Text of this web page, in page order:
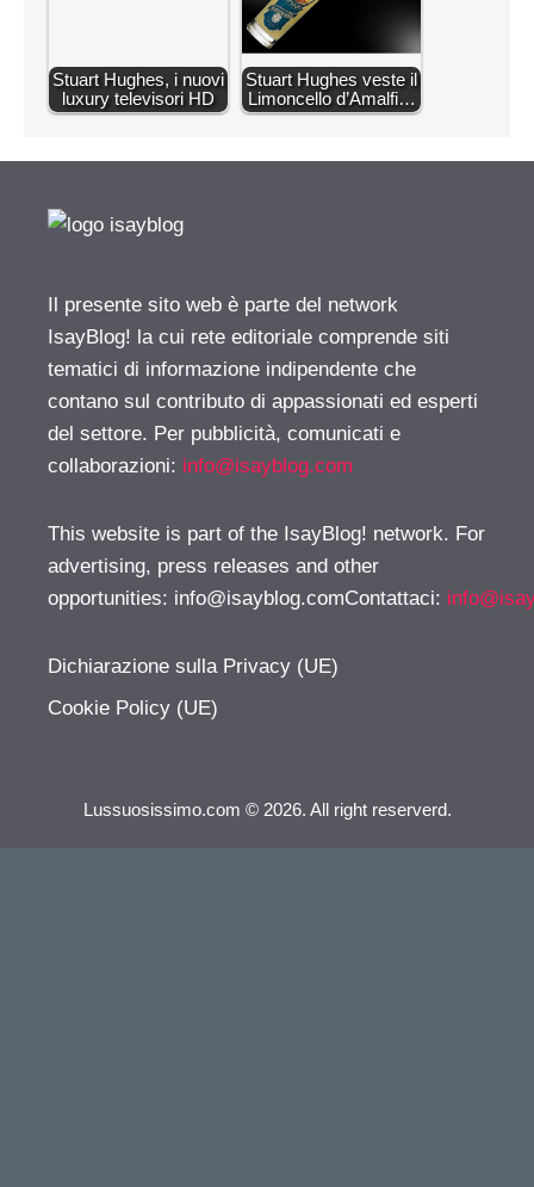
Stuart Hughes, i nuovi
luxury televisori HD
Stuart Hughes veste il
Limoncello d’Amalfi…
Il presente sito web è parte del network
IsayBlog! la cui rete editoriale comprende siti
tematici di informazione indipendente che
contano sul contributo di appassionati ed esperti
del settore. Per pubblicità, comunicati e
collaborazioni: info@isayblog.com
This website is part of the IsayBlog! network. For
advertising, press releases and other
opportunities: info@isayblog.comContattaci:
Dichiarazione sulla Privacy (UE)
Cookie Policy (UE)
Lussuosissimo.com © 2026. All right reserverd.